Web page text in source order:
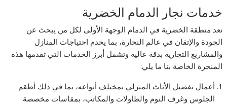
خدمات نجار الدمام الخضرية
تعد منطقة الخضرية في الدمام الوجهة الأولى لكل من يبحث عن
الجودة والإتقان في عالم النجارة، بما يخدم احتياجات المنازل
والمشاريع التجارية بدقة عالية وتشمل أبرز الخدمات التي تقدمها هذه
المنجرة الخاصة بنا ما يلي:
أعمال تفصيل الأثاث المنزلي بمختلف أنواعه، بما في ذلك أطقم
الجلوس وغرف النوم والطاولات والمكاتب، بمقاسات مخصصة